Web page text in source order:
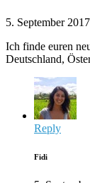
5. September
Ich finde euren
Deutschland,
Reply
Fidi